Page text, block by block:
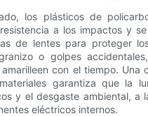
los plásticos de
a los impactos y
de lentes para proteger
o golpes
con el tiempo. Una
garantiza que la
y el desgaste ambiental, a
eléctricos internos.